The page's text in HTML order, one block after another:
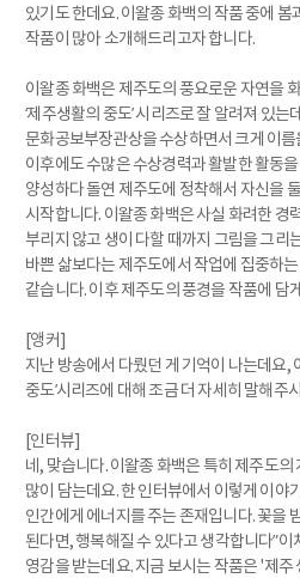
있기도 한데요. 이왈종 화백의 작품 중에
작품이 많아 소개해드리고자 합니다.
이왈종 화백은 제주도의 풍요로운 자연을
‘제주생활의 중도’ 시리즈로 잘 알려져 있는
문화공보부장관상을 수상하면서 크게 이
이후에도 수많은 수상경력과 활발한 활동
양성하다 돌연 제주도에 정착해서 자신을
시작합니다. 이왈종 화백은 사실 화려한 경
부리지 않고 생이 다할 때까지 그림을 그리
바쁜 삶보다는 제주도에서 작업에 집중하
같습니다. 이후 제주도의 풍경을 작품에 담
[앵커]
지난 방송에서 다뤘던 게 기억이 나는데요,
중도’시리즈에 대해 조금 더 자세히 말해주
[인터뷰]
네, 맞습니다. 이왈종 화백은 특히 제주도의
많이 담는데요. 한 인터뷰에서 이렇게 이야
인간에게 에너지를 주는 존재입니다. 꽃을
된다면, 행복해질 수 있다고 생각합니다”
영감을 받는데요. 지금 보시는 작품은 '제주